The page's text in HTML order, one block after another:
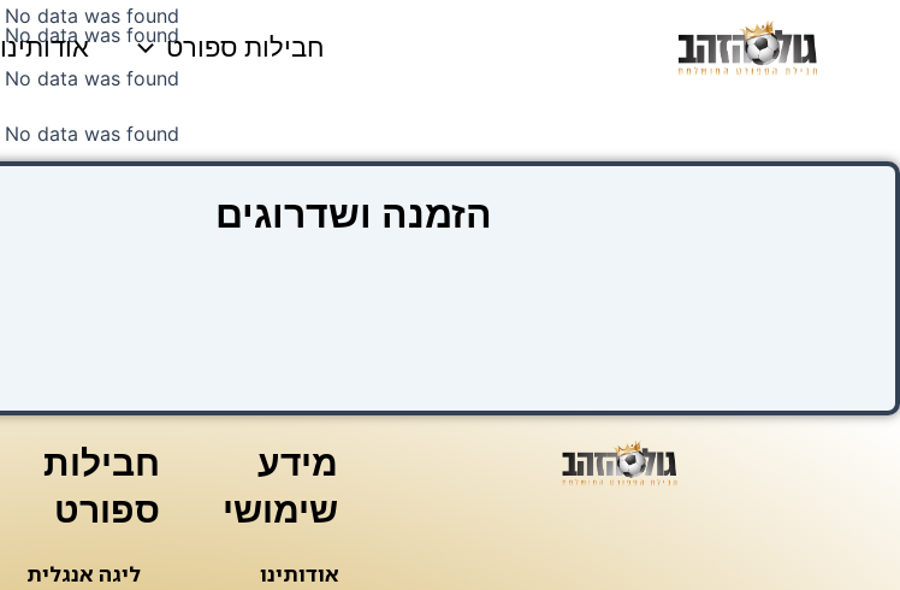
חבילות ספורט אודותינו
No data was found
No data was found
No data was found
No data was found
הזמנה ושדרוגים
מידע
שימושי
אודותינו
חבילות
ספורט
ליגה אנגלית